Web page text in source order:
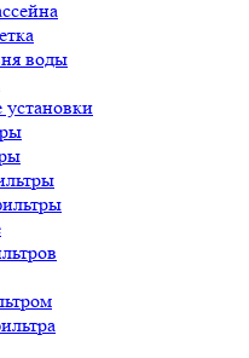
воды